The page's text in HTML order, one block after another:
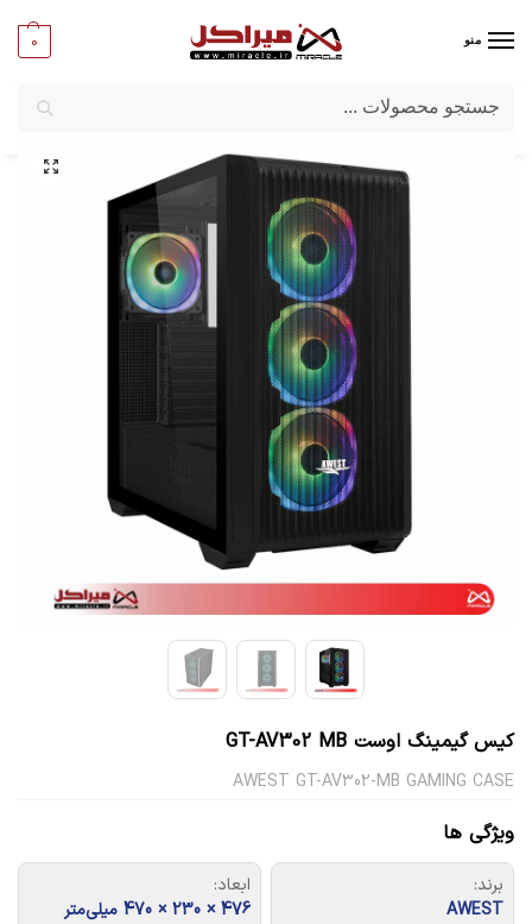
منو 0
میراکل/کامپیوتر/قطعات اصلی
کیس گیمینگ اوست GT-AV302 MB
AWEST GT-AV302-MB GAMING CASE
ویژگی ها
برند:
AWEST
ابعاد:
476 × 230 × 470 میلی‌متر